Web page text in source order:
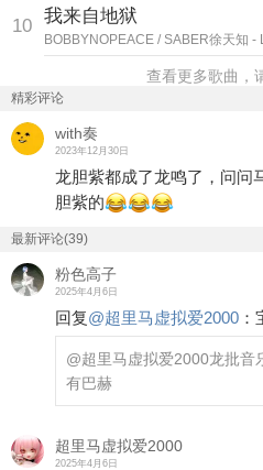
10 我来自地狱
BOBBYNOPEACE / SABER徐天知 -
查看更多歌曲，
精彩评论
with奏
2023年12月30日
龙胆紫都成了龙鸣了，问问
胆紫的
最新评论(39)
粉色高子
2025年4月6日
回复@超里马虚拟爱2000 ：
@超里马虚拟爱2000龙批音
有巴赫
超里马虚拟爱2000
2025年4月6日